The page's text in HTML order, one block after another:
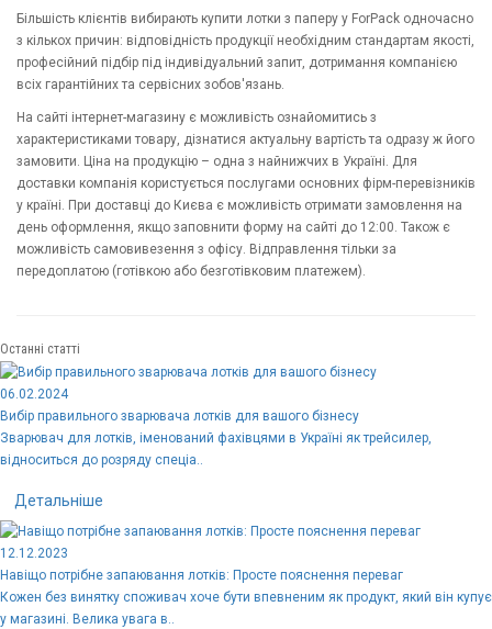
Більшість клієнтів вибирають купити лотки з паперу у ForPack одночасно
з кількох причин: відповідність продукції необхідним стандартам якості,
професійний підбір під індивідуальний запит, дотримання компанією
всіх гарантійних та сервісних зобов'язань.
На сайті інтернет-магазину є можливість ознайомитись з
характеристиками товару, дізнатися актуальну вартість та одразу ж його
замовити. Ціна на продукцію – одна з найнижчих в Україні. Для
доставки компанія користується послугами основних фірм-перевізників
у країні. При доставці до Києва є можливість отримати замовлення на
день оформлення, якщо заповнити форму на сайті до 12:00. Також є
можливість самовивезення з офісу. Відправлення тільки за
передоплатою (готівкою або безготівковим платежем).
Останні статті
06.02.2024
Вибір правильного зварювача лотків для вашого бізнесу
Зварювач для лотків, іменований фахівцями в Україні як трейсилер,
відноситься до розряду спеціа..
Детальніше
12.12.2023
Навіщо потрібне запаювання лотків: Просте пояснення переваг
Кожен без винятку споживач хоче бути впевненим як продукт, який він купує
у магазині. Велика увага в..